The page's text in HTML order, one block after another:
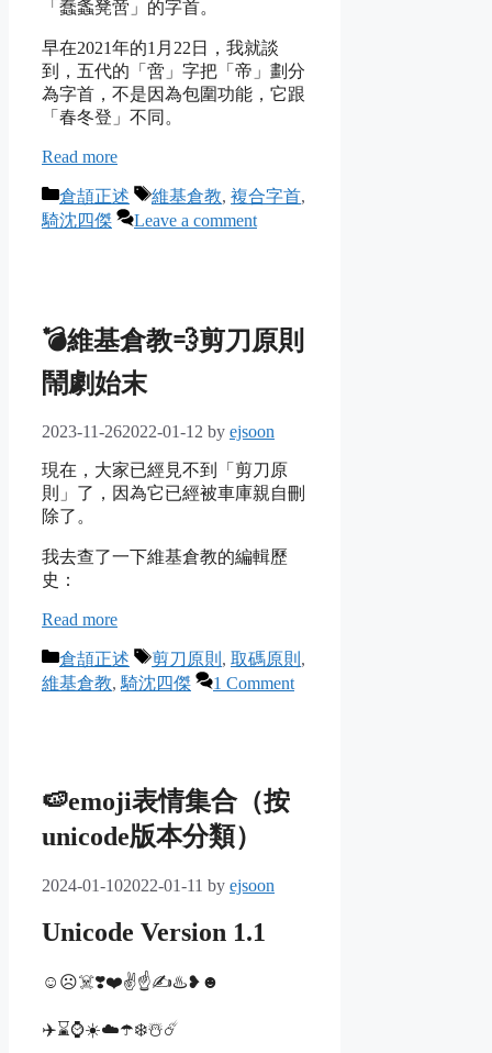
「蠢螽凳啻」的字首。
早在2021年的1月22日，我就談
到，五代的「啻」字把「帝」劃分
為字首，不是因為包圍功能，它跟
「春冬登」不同。
Read more
Categories
倉頡正述 Tags
維基倉教, 複合字首,
騎沈四傑
Leave a comment
💣維基倉教💨剪刀原則
鬧劇始末
2023-11-262022-01-12 by ejsoon
現在，大家已經見不到「剪刀原
則」了，因為它已經被車庫親自刪
除了。
我去查了一下維基倉教的編輯歷
史：
Read more
Categories
倉頡正述 Tags
剪刀原則 , 取碼原則 ,
維基倉教,騎沈四傑 1 Comment
🍉emoji表情集合（按
unicode版本分類）
2024-01-102022-01-11 by ejsoon
Unicode Version 1.1
☺️☹️☠️❣️❤️✌️☝️✍️♨️❥☻
✈️⌛⌚☀️☁️☂️❄️☃️☄️